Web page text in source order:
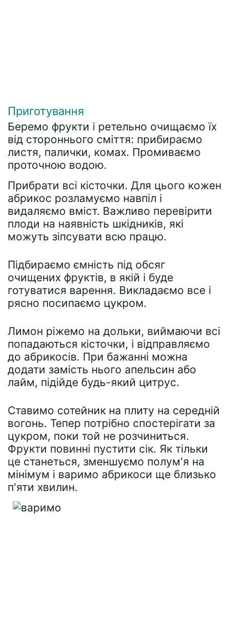
Приготування
Беремо фрукти і ретельно очищаємо їх
від стороннього сміття: прибираємо
листя, палички, комах. Промиваємо
проточною водою.
Прибрати всі кісточки. Для цього кожен
абрикос розламуємо навпіл і
видаляємо вміст. Важливо перевірити
плоди на наявність шкідників, які
можуть зіпсувати всю працю.
Підбираємо ємність під обсяг
очищених фруктів, в якій і буде
готуватися варення. Викладаємо все і
рясно посипаємо цукром.
Лимон ріжемо на дольки, виймаючи всі
попадаються кісточки, і відправляємо
до абрикосів. При бажанні можна
додати замість нього апельсин або
лайм, підійде будь-який цитрус.
Ставимо сотейник на плиту на середній
вогонь. Тепер потрібно спостерігати за
цукром, поки той не розчиниться.
Фрукти повинні пустити сік. Як тільки
це станеться, зменшуємо полум'я на
мінімум і варимо абрикоси ще близько
п'яти хвилин.